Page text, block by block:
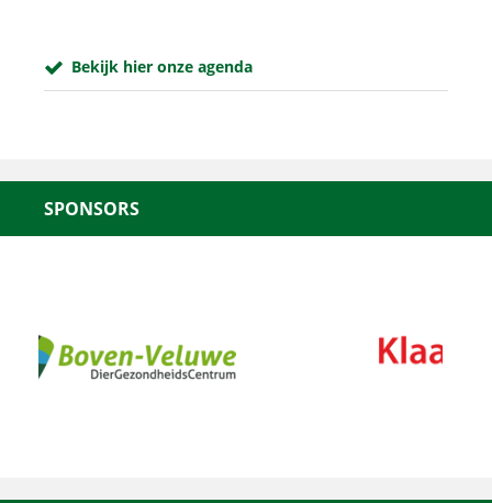
Bekijk hier onze agenda
SPONSORS